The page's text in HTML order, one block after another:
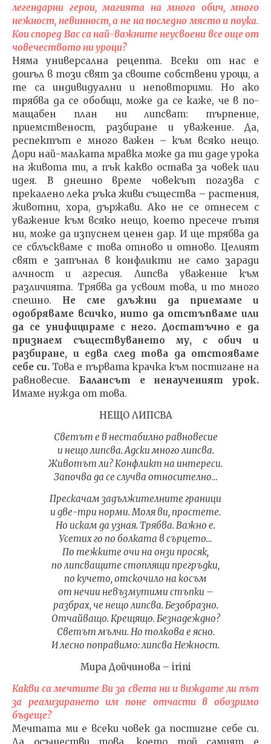
легендарни герои, магията на много обич, много
нежност, невинност, а не на последно място и поука.
Кои според Вас са най-важните неусвоени все още от
човечеството ни уроци?
Няма универсална рецепта. Всеки от нас е
дошъл в този свят за своите собствени уроци, а
те са индивидуални и неповторими. Но ако
трябва да се обобщи, може да се каже, че в по-
мащабен план ни липсват: търпение,
приемственост, разбиране и уважение. Да,
респектът е много важен – към всяко нещо.
Дори най-малката мравка може да ти даде урока
на живота ти, а пък какво остава за човек или
идея. В днешно време човекът погазва с
прекалено лека ръка живи същества – растения,
животни, хора, държави. Ако не се отнесем с
уважение към всяко нещо, което пресече пътя
ни, може да изпуснем ценен дар. И ще трябва да
се сблъскваме с това отново и отново. Целият
свят е затънал в конфликти не само заради
алчност и агресия. Липсва уважение към
различията. Трябва да усвоим това, и то много
спешно. Не сме длъжни да приемаме и
одобряваме всичко, нито да отстъпваме или
да се унифицираме с него. Достатъчно е да
признаем съществуването му, с обич и
разбиране, и едва след това да отстояваме
себе си. Това е първата крачка към постигане на
равновесие. Балансът е ненаученият урок.
Имаме нужда от това.
НЕЩО ЛИПСВА
Светът е в нестабилно равновесие
и нещо липсва. Адски много липсва.
Животът ли? Конфликт на интереси.
Започва да се случва относително…
Прескачам задължителните граници
и две-три норми. Моля ви, простете.
Но искам да узная. Трябва. Важно е.
Усетих го по болката в сърцето…
По тежките очи на онзи просяк,
по липсващите стоплящи прегръдки,
по кучето, отскочило на косъм
от нечии невъзмутими стъпки –
разбрах, че нещо липсва. Безобразно.
Отчайващо. Крещящо. Безнадеждно?
Светът мълчи. Но толкова е ясно.
И лесно поправимо: липсва Нежност.
Мира Дойчинова – irini
Какви са мечтите Ви за света ни и виждате ли път
за реализирането им поне отчасти в обозримо
бъдеще?
Мечтата ми е всеки човек да постигне себе си.
Да осъществи това, което той самият е